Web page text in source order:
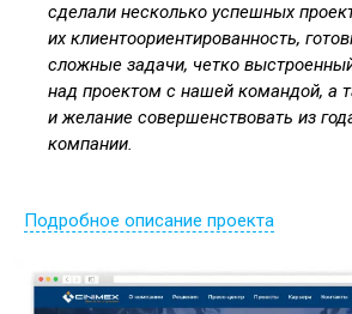
сделали несколько успешных
их клиентоориентированность,
сложные задачи, четко
над проектом с нашей командой, а
и желание совершенствовать из
компании.
Подробное описание проекта